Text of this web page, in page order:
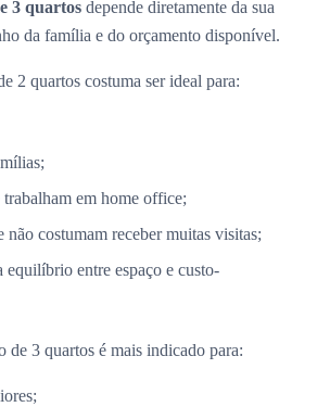
3 quartos depende diretamente da sua
da família e do orçamento disponível.
2 quartos costuma ser ideal para:
trabalham em home office;
não costumam receber muitas visitas;
equilíbrio entre espaço e custo-
de 3 quartos é mais indicado para: